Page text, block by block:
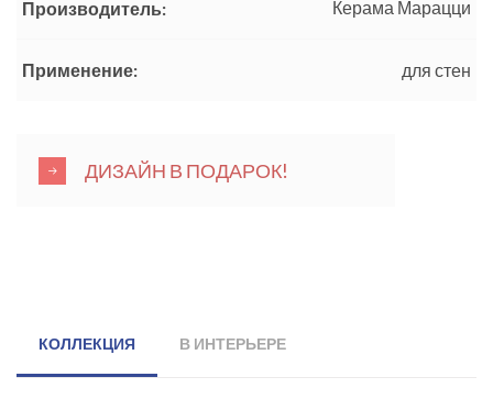
Производитель: Керама Марацци
Применение: для стен
ДИЗАЙН В ПОДАРОК!
КОЛЛЕКЦИЯ В ИНТЕРЬЕРЕ